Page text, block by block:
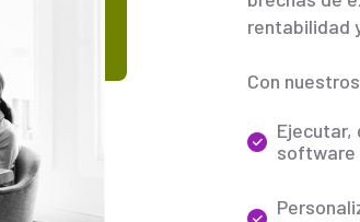
rentabilidad
Con
software